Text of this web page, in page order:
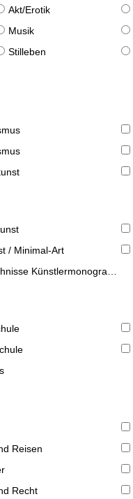
Akt/Erotik
Musik
Stilleben
/ Minimal-Art
Künstlermonographien
Reisen
Recht